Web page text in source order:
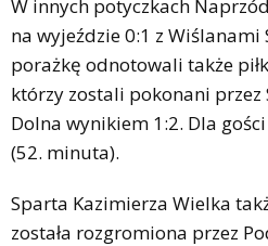
W innych potyczkach
na wyjeździe 0:1 z Wiślanami
porażkę odnotowali także
którzy zostali pokonani przez
Dolna wynikiem 1:2. Dla
(52. minuta).
Sparta Kazimierza Wielka
została rozgromiona przez